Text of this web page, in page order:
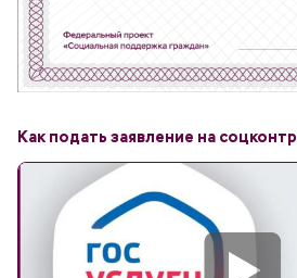
Как подать заявление на